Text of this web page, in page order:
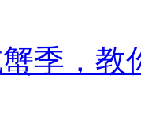
季，教